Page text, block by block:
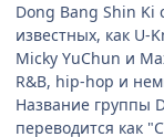
Dong Bang Shin Ki
известных, как U-
Micky YuChun и
R&B, hip-hop и
Название группы
переводится как